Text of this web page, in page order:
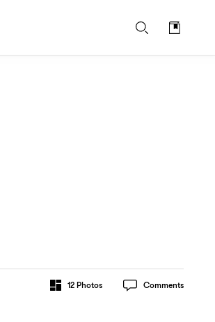
12Photos Comments